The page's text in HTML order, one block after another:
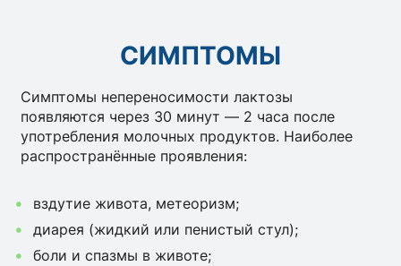
СИМПТОМЫ
Симптомы непереносимости лактозы
появляются через 30 минут — 2 часа после
употребления молочных продуктов. Наиболее
распространённые проявления:
вздутие живота, метеоризм;
диарея (жидкий или пенистый стул);
боли и спазмы в животе;